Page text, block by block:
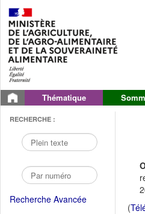
Thématique
RECHERCHE :
Recherche Avancée
(